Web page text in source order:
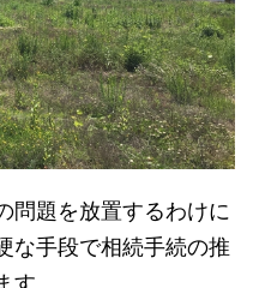
問題を放置するわけに
な手段で相続手続の推
。